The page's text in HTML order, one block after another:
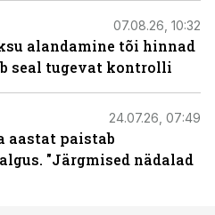
07.08.26, 10:32
alandamine tõi hinnad
seal tugevat kontrolli
24.07.26, 07:49
aastat paistab
"Järgmised nädalad